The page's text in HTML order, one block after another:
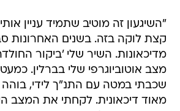
"השיגעון זה מוטיב שתמיד עניין
קצת לוקה בזה. בשנים האחרונות
מדיכאונות. השיר שלי 'ביקור
מצב אוטוביוגרפי שלי בברלין.
שכבתי במטה עם התנ"ך לידי,
מאוד דיכאונית. לקחתי את המצב